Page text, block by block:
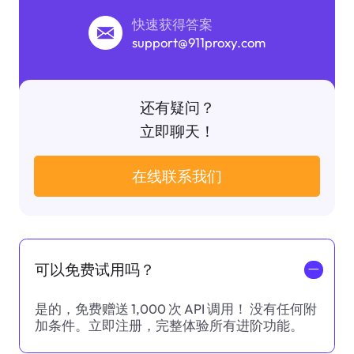
快速获得答案
support@911proxy.com
还有疑问？
立即聊天！
在线联系我们
可以免费试用吗？ 一
是的，免费赠送 1,000 次 API 调用！ 没有任何附
加条件。立即注册，完整体验所有进阶功能。